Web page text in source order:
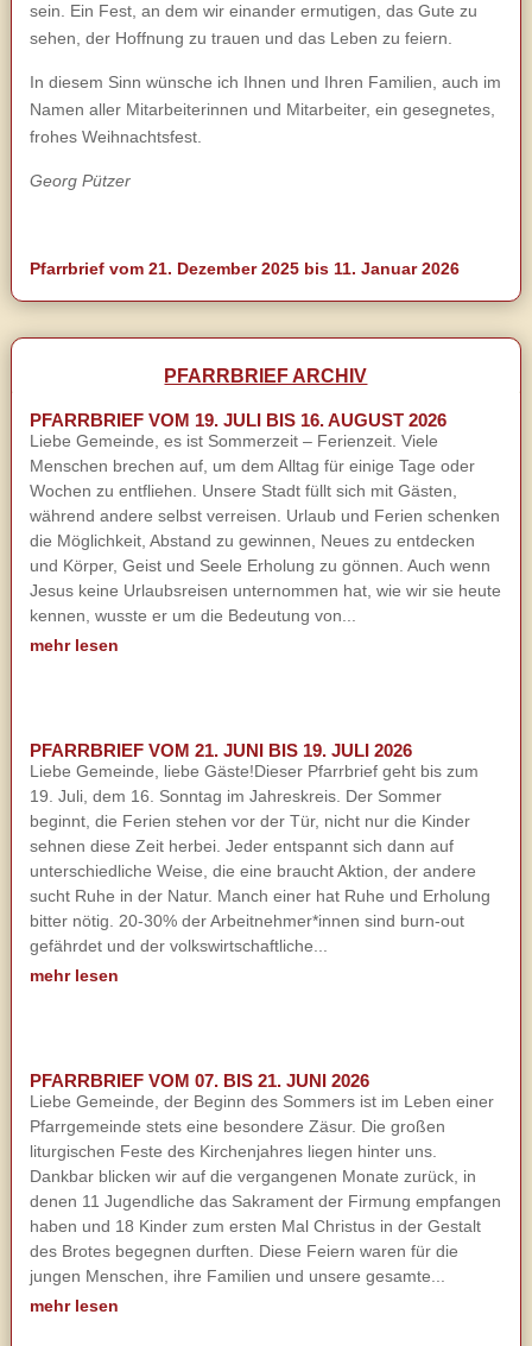
sein. Ein Fest, an dem wir einander ermutigen, das Gute zu
sehen, der Hoffnung zu trauen und das Leben zu feiern.
In diesem Sinn wünsche ich Ihnen und Ihren Familien, auch im
Namen aller Mitarbeiterinnen und Mitarbeiter, ein gesegnetes,
frohes Weihnachtsfest.
Georg Pützer
Pfarrbrief vom 21. Dezember 2025 bis 11. Januar 2026
PFARRBRIEF ARCHIV
PFARRBRIEF VOM 19. JULI BIS 16. AUGUST 2026
Liebe Gemeinde, es ist Sommerzeit – Ferienzeit. Viele
Menschen brechen auf, um dem Alltag für einige Tage oder
Wochen zu entfliehen. Unsere Stadt füllt sich mit Gästen,
während andere selbst verreisen. Urlaub und Ferien schenken
die Möglichkeit, Abstand zu gewinnen, Neues zu entdecken
und Körper, Geist und Seele Erholung zu gönnen. Auch wenn
Jesus keine Urlaubsreisen unternommen hat, wie wir sie heute
kennen, wusste er um die Bedeutung von...
mehr lesen
PFARRBRIEF VOM 21. JUNI BIS 19. JULI 2026
Liebe Gemeinde, liebe Gäste!Dieser Pfarrbrief geht bis zum
19. Juli, dem 16. Sonntag im Jahreskreis. Der Sommer
beginnt, die Ferien stehen vor der Tür, nicht nur die Kinder
sehnen diese Zeit herbei. Jeder entspannt sich dann auf
unterschiedliche Weise, die eine braucht Aktion, der andere
sucht Ruhe in der Natur. Manch einer hat Ruhe und Erholung
bitter nötig. 20-30% der Arbeitnehmer*innen sind burn-out
gefährdet und der volkswirtschaftliche...
mehr lesen
PFARRBRIEF VOM 07. BIS 21. JUNI 2026
Liebe Gemeinde, der Beginn des Sommers ist im Leben einer
Pfarrgemeinde stets eine besondere Zäsur. Die großen
liturgischen Feste des Kirchenjahres liegen hinter uns.
Dankbar blicken wir auf die vergangenen Monate zurück, in
denen 11 Jugendliche das Sakrament der Firmung empfangen
haben und 18 Kinder zum ersten Mal Christus in der Gestalt
des Brotes begegnen durften. Diese Feiern waren für die
jungen Menschen, ihre Familien und unsere gesamte...
mehr lesen